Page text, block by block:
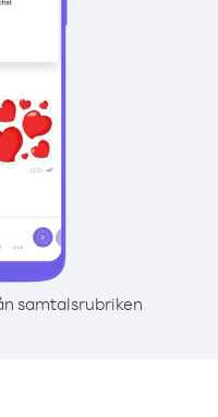
samtalsrubriken